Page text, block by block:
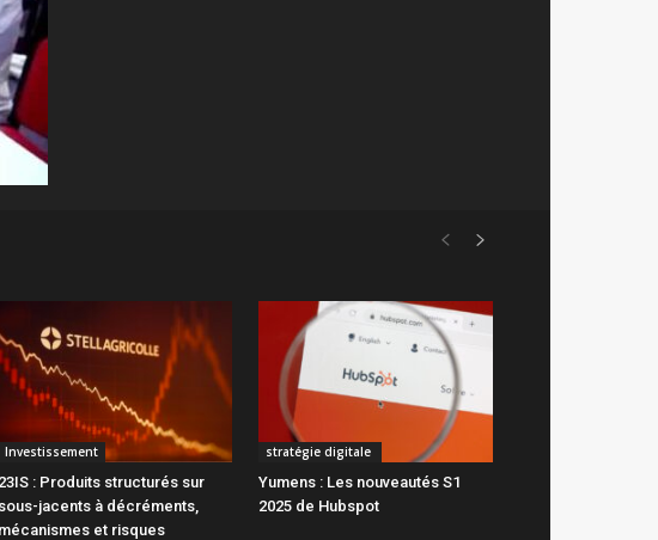
Investissement
23IS : Produits structurés sur
sous-jacents à décréments,
mécanismes et risques
stratégie digitale
Yumens : Les nouveautés S1
2025 de Hubspot